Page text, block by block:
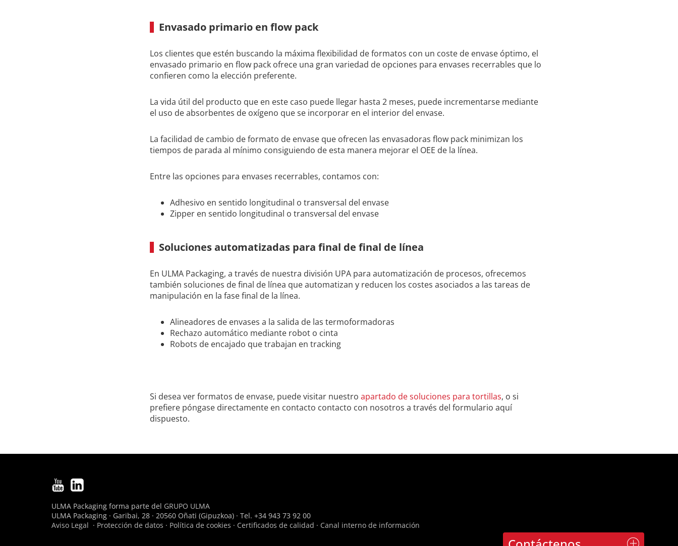
Envasado primario en flow pack
Los clientes que estén buscando la máxima flexibilidad de formatos con un coste de envase óptimo, el
envasado primario en flow pack ofrece una gran variedad de opciones para envases recerrables que lo
confieren como la elección preferente.
La vida útil del producto que en este caso puede llegar hasta 2 meses, puede incrementarse mediante
el uso de absorbentes de oxígeno que se incorporar en el interior del envase.
La facilidad de cambio de formato de envase que ofrecen las envasadoras flow pack minimizan los
tiempos de parada al mínimo consiguiendo de esta manera mejorar el OEE de la línea.
Entre las opciones para envases recerrables, contamos con:
Adhesivo en sentido longitudinal o transversal del envase
Zipper en sentido longitudinal o transversal del envase
Soluciones automatizadas para final de final de línea
En ULMA Packaging, a través de nuestra división UPA para automatización de procesos, ofrecemos
también soluciones de final de línea que automatizan y reducen los costes asociados a las tareas de
manipulación en la fase final de la línea.
Alineadores de envases a la salida de las termoformadoras
Rechazo automático mediante robot o cinta
Robots de encajado que trabajan en tracking
Si desea ver formatos de envase, puede visitar nuestro apartado de soluciones para tortillas, o si
prefiere póngase directamente en contacto contacto con nosotros a través del formulario aquí
dispuesto.
ULMA Packaging forma parte del GRUPO ULMA
ULMA Packaging · Garibai, 28 · 20560 Oñati (Gipuzkoa) · Tel. +34 943 73 92 00
Aviso Legal · Protección de datos · Política de cookies · Certificados de calidad · Canal interno de información